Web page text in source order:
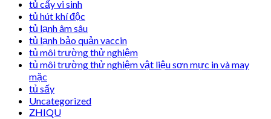
tủ cấy vi sinh
tủ hút khí độc
tủ lạnh âm sâu
tủ lạnh bảo quản vaccin
tủ môi trường thử nghiệm
tủ môi trường thử nghiệm vật liệu sơn mực in và may
mặc
tủ sấy
Uncategorized
ZHIQU